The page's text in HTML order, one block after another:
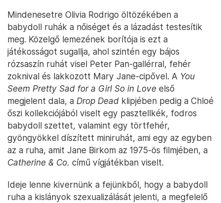
Mindenesetre Olivia Rodrigo öltözékében a
babydoll ruhák a nőiséget és a lázadást testesítik
meg. Közelgő lemezének borítója is ezt a
játékosságot sugallja, ahol szintén egy bájos
rózsaszín ruhát visel Peter Pan-gallérral, fehér
zoknival és lakkozott Mary Jane-cipővel. A You
Seem Pretty Sad for a Girl So in Love első
megjelent dala, a Drop Dead klipjében pedig a Chloé
őszi kollekciójából viselt egy pasztellkék, fodros
babydoll szettet, valamint egy törtfehér,
gyöngyökkel díszített miniruhát, ami egy az egyben
az a ruha, amit Jane Birkom az 1975-ös filmjében, a
Catherine & Co. című vígjátékban viselt.
Ideje lenne kivernünk a fejünkből, hogy a babydoll
ruha a kislányok szexualizálását jelenti, a megfelelő